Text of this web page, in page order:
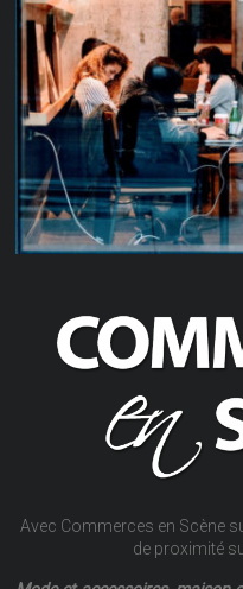
Avec Commerces en Scène
de proximité